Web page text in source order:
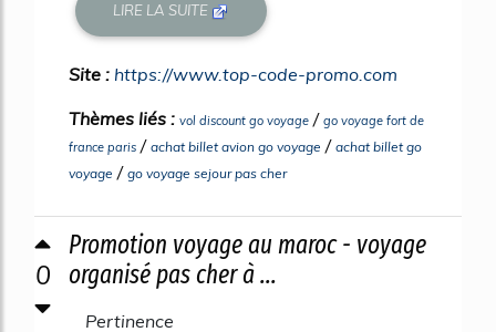
LIRE LA SUITE
Site : https://www.top-code-promo.com
Thèmes liés : vol discount go voyage / go voyage fort de
france paris / achat billet avion go voyage / achat billet go
voyage / go voyage sejour pas cher
0
Promotion voyage au maroc - voyage
organisé pas cher à ...
Pertinence